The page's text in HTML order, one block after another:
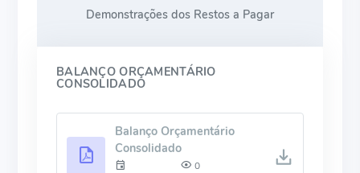
Demonstrações dos Restos a Pagar
BALANÇO ORÇAMENTÁRIO
CONSOLIDADO
Balanço Orçamentário
Consolidado
0